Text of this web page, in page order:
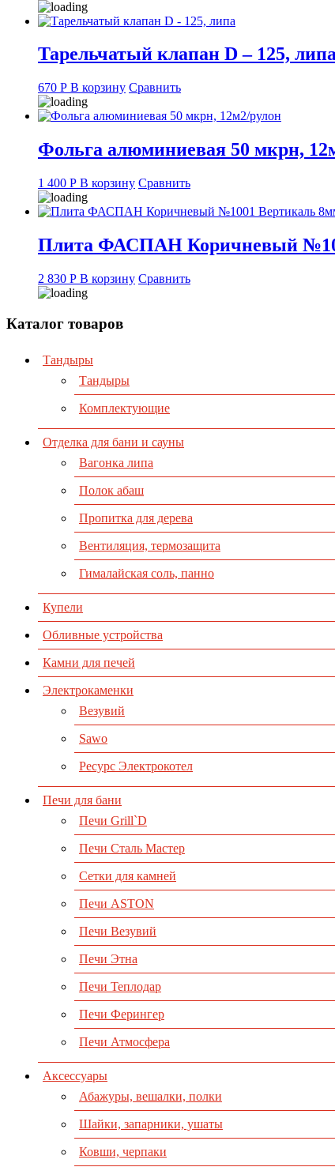
Тарельчатый клапан D – 125,
670 Р В корзину Сравнить
Фольга алюминиевая 50 мкрн,
1 400 Р В корзину Сравнить
Плита ФАСПАН Коричневый
2 830 Р В корзину Сравнить
Каталог товаров
Тандыры
Тандыры
Комплектующие
Отделка для бани и сауны
Вагонка липа
Полок абаш
Пропитка для дерева
Вентиляция, термозащита
Гималайская соль, панно
Купели
Обливные устройства
Камни для печей
Электрокаменки
Везувий
Sawo
Ресурс Электрокотел
Печи для бани
Печи Grill`D
Печи Сталь Мастер
Сетки для камней
Печи ASTON
Печи Везувий
Печи Этна
Печи Теплодар
Печи Ферингер
Печи Атмосфера
Аксессуары
Абажуры, вешалки, полки
Шайки, запарники, ушаты
Ковши, черпаки